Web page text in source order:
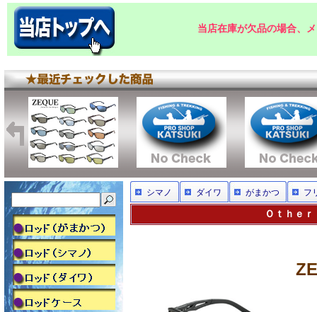
当店在庫が欠品の場合、
シマノ ダイワ がまかつ フ
Ｏｔｈｅ